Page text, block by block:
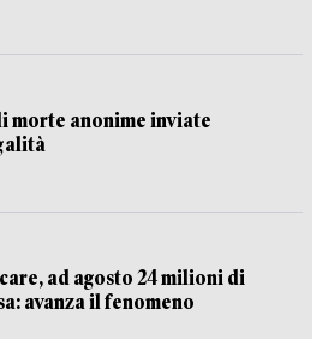
morte anonime inviate
ad agosto 24 milioni di
avanza il fenomeno